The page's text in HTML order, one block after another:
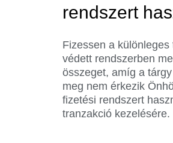
rendszert
Fizessen a különleges
védett rendszerben
összeget, amíg a
meg nem érkezik
fizetési rendszert
tranzakció kezelésére.